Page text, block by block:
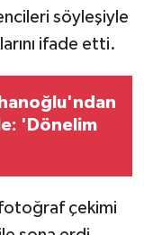
söyleşiyle
ifade etti.
'Dönelim
fotoğraf çekimi